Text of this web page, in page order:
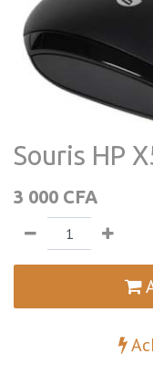
Souris HP
3 000 CFA